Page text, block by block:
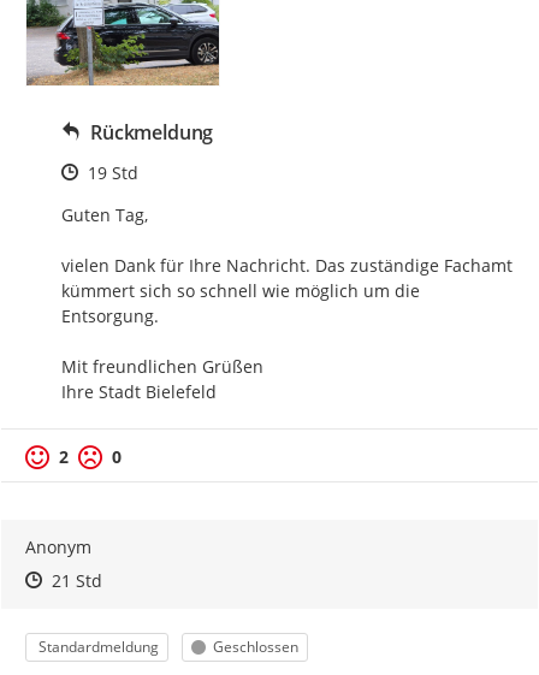
Rückmeldung
Zeitpunkt des Erstellens
19 Std
Guten Tag,
vielen Dank für Ihre Nachricht. Das zuständige Fachamt
kümmert sich so schnell wie möglich um die
Entsorgung.
Mit freundlichen Grüßen
Ihre Stadt Bielefeld
2 0
Anonym
Zeitpunkt des Erstellens
Zeitpunkt des Erstellens
21 StdZur Äußerung
Kategorie
Standardmeldung Status
Geschlossen